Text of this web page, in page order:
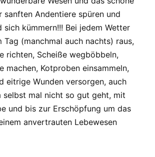
sanften Andentiere spüren und
sich kümmern!!! Bei jedem Wetter
Tag (manchmal auch nachts) raus,
richten, Scheiße wegböbbeln,
machen, Kotproben einsammeln,
eitrige Wunden versorgen, auch
selbst mal nicht so gut geht, mit
und bis zur Erschöpfung um das
anvertrauten Lebewesen